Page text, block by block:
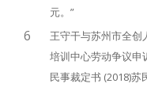
元。”
6
王守干与苏州市全创
培训中心劳动争议申
民事裁定书 (2018)苏